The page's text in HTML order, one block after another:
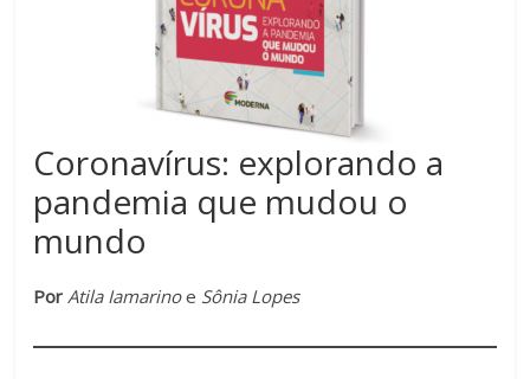
propósito
da
Educatrix!
Coronavírus: explorando a
pandemia que mudou o
mundo
Por Atila Iamarinoe Sônia Lopes